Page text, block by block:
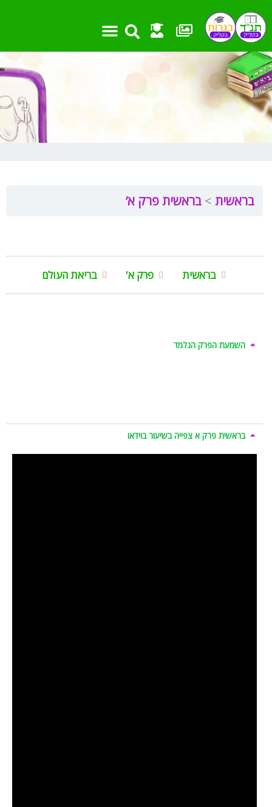
לתוכן
בראשית בראשית פרק א’
בראשית פרק א' בריאת העולם
השמעת הפרק הנלמד
בראשית פרק א צפייה בשיעור בוידאו